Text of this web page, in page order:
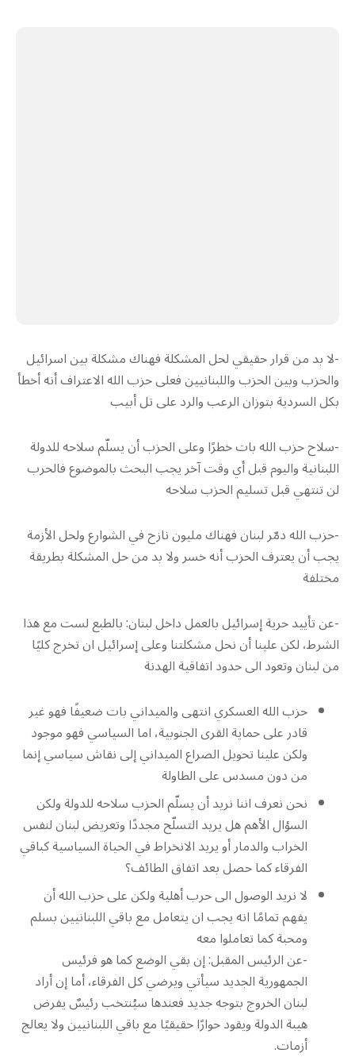
-لا بد من قرار حقيقي لحل المشكلة فهناك مشكلة بين اسرائيل
والحزب وبين الحزب واللبنانيين فعلى حزب الله الاعتراف أنه أخطأ
بكل السردية بتوزان الرعب والرد على تل أبيب
-سلاح حزب الله بات خطرًا وعلى الحزب أن يسلّم سلاحه للدولة
اللبنانية واليوم قبل أي وقت آخر يجب البحث بالموضوع فالحرب
لن تنتهي قبل تسليم الحزب سلاحه
-حزب الله دمّر لبنان فهناك مليون نازح في الشوارع ولحل الأزمة
يجب أن يعترف الحزب أنه خسر ولا بد من حل المشكلة بطريقة
مختلفة
-عن تأييد حرية إسرائيل بالعمل داخل لبنان: بالطبع لست مع هذا
الشرط، لكن علينا أن نحل مشكلتنا وعلى إسرائيل ان تخرج كليًا
من لبنان وتعود الى حدود اتفاقية الهدنة
حزب الله العسكري انتهى والميداني بات ضعيفًا فهو غير
قادر على حماية القرى الجنوبية، اما السياسي فهو موجود
ولكن علينا تحويل الصراع الميداني إلى نقاش سياسي إنما
من دون مسدس على الطاولة
نحن نعرف اننا نريد أن يسلّم الحزب سلاحه للدولة ولكن
السؤال الأهم هل يريد التسلّح مجددًا وتعريض لبنان لنفس
الخراب والدمار أو يريد الانخراط في الحياة السياسية كباقي
الفرقاء كما حصل بعد اتفاق الطائف؟
لا نريد الوصول الى حرب أهلية ولكن على حزب الله أن
يفهم تمامًا انه يجب ان يتعامل مع باقي اللبنانيين بسلم
ومحبة كما تعاملوا معه
-عن الرئيس المقبل: إن بقي الوضع كما هو فرئيس
الجمهورية الجديد سيأتي ويرضي كل الفرقاء، أما إن أراد
لبنان الخروج بتوجه جديد فعندها سيُنتخب رئيسٌ يفرض
هيبة الدولة ويقود حوارًا حقيقيًا مع باقي اللبنانيين ولا يعالج
أزمات.